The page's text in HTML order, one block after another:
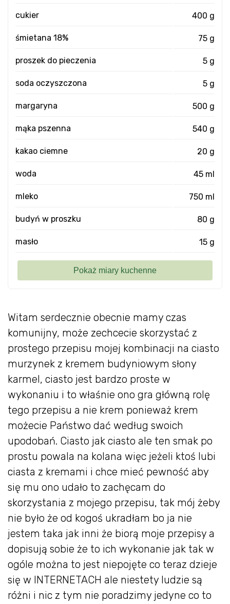
Witam serdecznie obecnie mamy czas
komunijny, może zechcecie skorzystać z
prostego przepisu mojej kombinacji na ciasto
murzynek z kremem budyniowym słony
karmel, ciasto jest bardzo proste w
wykonaniu i to właśnie ono gra główną rolę
tego przepisu a nie krem ponieważ krem
możecie Państwo dać według swoich
upodobań. Ciasto jak ciasto ale ten smak po
prostu powala na kolana więc jeżeli ktoś lubi
ciasta z kremami i chce mieć pewność aby
się mu ono udało to zachęcam do
skorzystania z mojego przepisu, tak mój żeby
nie było że od kogoś ukradłam bo ja nie
jestem taka jak inni że biorą moje przepisy a
dopisują sobie że to ich wykonanie jak tak w
ogóle można to jest niepojęte co teraz dzieje
się w INTERNETACH ale niestety ludzie są
różni i nic z tym nie poradzimy jedyne co to
cukier 400 g
śmietana 18% 75 g
proszek do pieczenia 5 g
soda oczyszczona 5 g
margaryna 500 g
mąka pszenna 540 g
kakao ciemne 20 g
woda 45 ml
mleko 750 ml
budyń w proszku 80 g
masło 15 g